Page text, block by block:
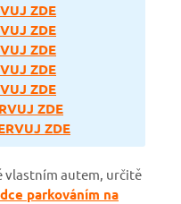
ZDE
ZDE
ZDE
ZDE
ZDE
ZDE
ZDE
vlastním autem, určitě
parkováním na